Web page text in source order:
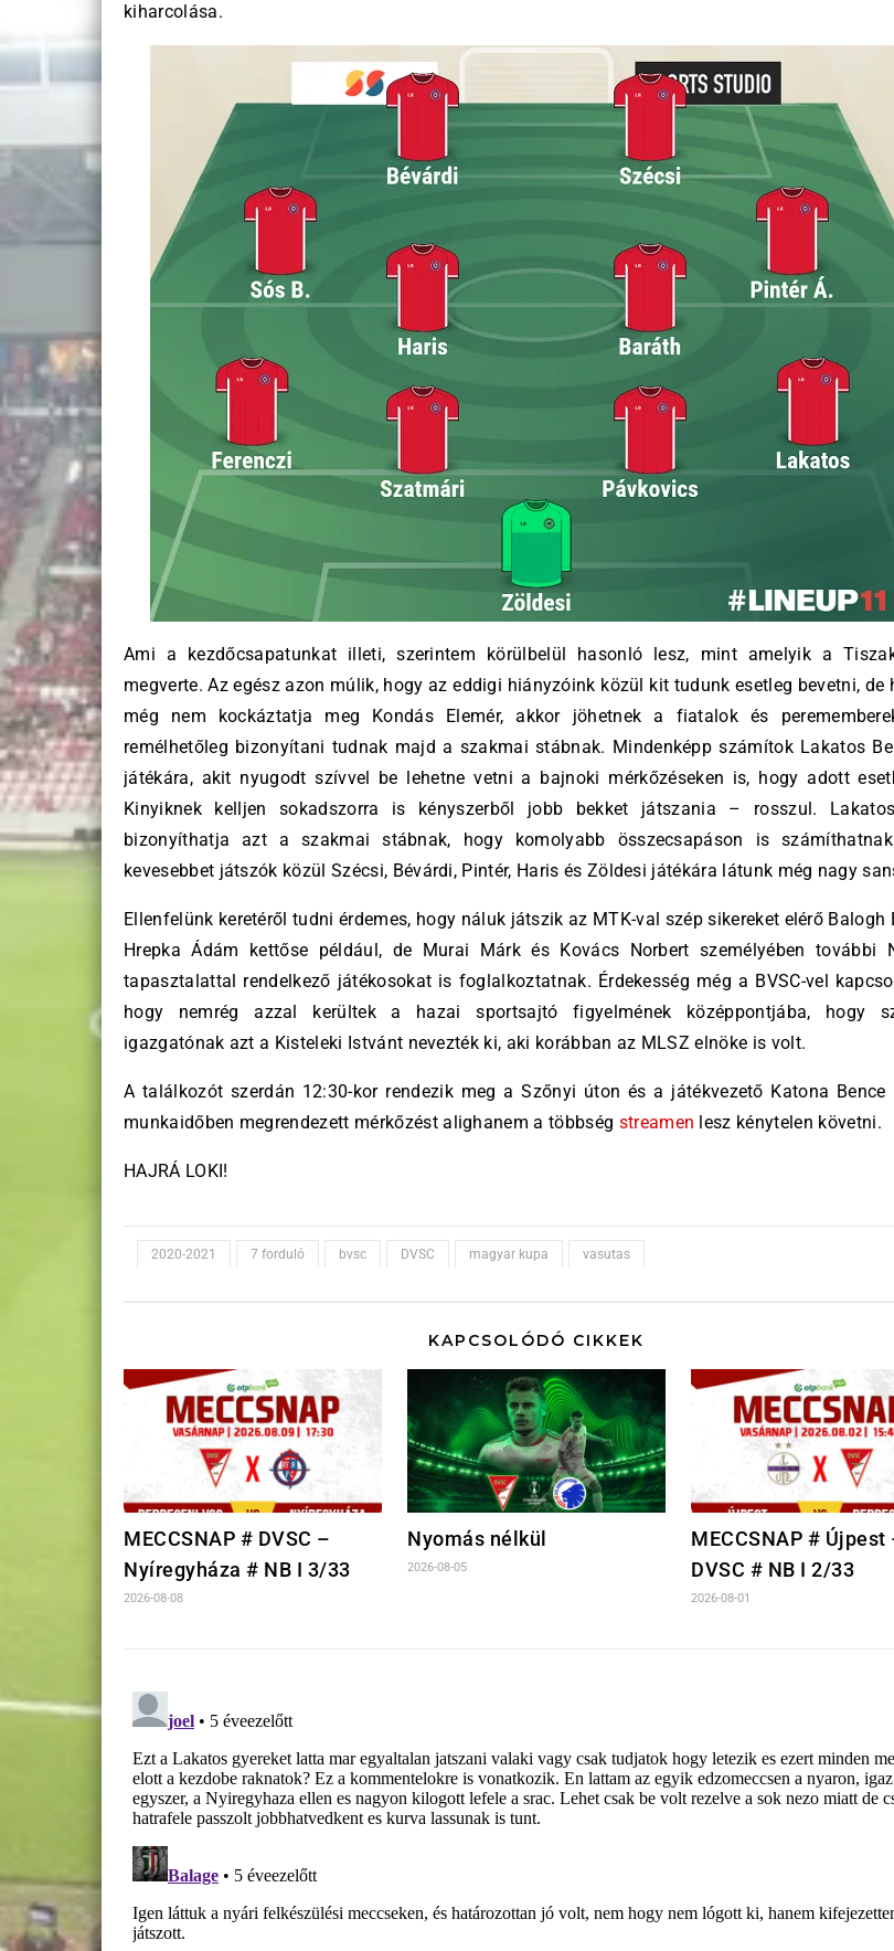
kiharcolása.
Ami a kezdőcsapatunkat illeti, szerintem körülbelül hasonló lesz, mint amelyik a
megverte. Az egész azon múlik, hogy az eddigi hiányzóink közül kit tudunk esetleg bevetni, de
még nem kockáztatja meg Kondás Elemér, akkor jöhetnek a fiatalok és
remélhetőleg bizonyítani tudnak majd a szakmai stábnak. Mindenképp számítok Lakatos
játékára, akit nyugodt szívvel be lehetne vetni a bajnoki mérkőzéseken is, hogy adott
Kinyiknek kelljen sokadszorra is kényszerből jobb bekket játszania – rosszul.
bizonyíthatja azt a szakmai stábnak, hogy komolyabb összecsapáson is
kevesebbet játszók közül Szécsi, Bévárdi, Pintér, Haris és Zöldesi játékára látunk még nagy
Ellenfelünk keretéről tudni érdemes, hogy náluk játszik az MTK-val szép sikereket elérő Balogh
Hrepka Ádám kettőse például, de Murai Márk és Kovács Norbert személyében további
tapasztalattal rendelkező játékosokat is foglalkoztatnak. Érdekesség még a BVSC-vel
hogy nemrég azzal kerültek a hazai sportsajtó figyelmének középpontjába, hogy
igazgatónak azt a Kisteleki Istvánt nevezték ki, aki korábban az MLSZ elnöke is volt.
A találkozót szerdán 12:30-kor rendezik meg a Szőnyi úton és a játékvezető Katona Bence
munkaidőben megrendezett mérkőzést alighanem a többség streamen lesz kénytelen követni.
HAJRÁ LOKI!
2020-2021 7 forduló bvsc DVSC magyar kupa vasutas
KAPCSOLÓDÓ CIKKEK
MECCSNAP # DVSC –
Nyíregyháza # NB I 3/33
2026-08-08
Nyomás nélkül
2026-08-05
MECCSNAP # Újpest
DVSC # NB I 2/33
2026-08-01